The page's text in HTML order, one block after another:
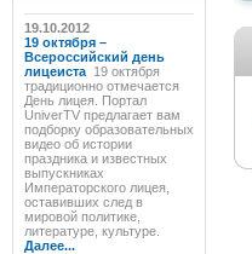
19.10.2012
19 октября –
Всероссийский день
лицеиста 19 октября
традиционно отмечается
День лицея. Портал
UniverTV предлагает вам
подборку образовательных
видео об истории
праздника и известных
выпускниках
Императорского лицея,
оставивших след в
мировой политике,
литературе, культуре.
Далее...